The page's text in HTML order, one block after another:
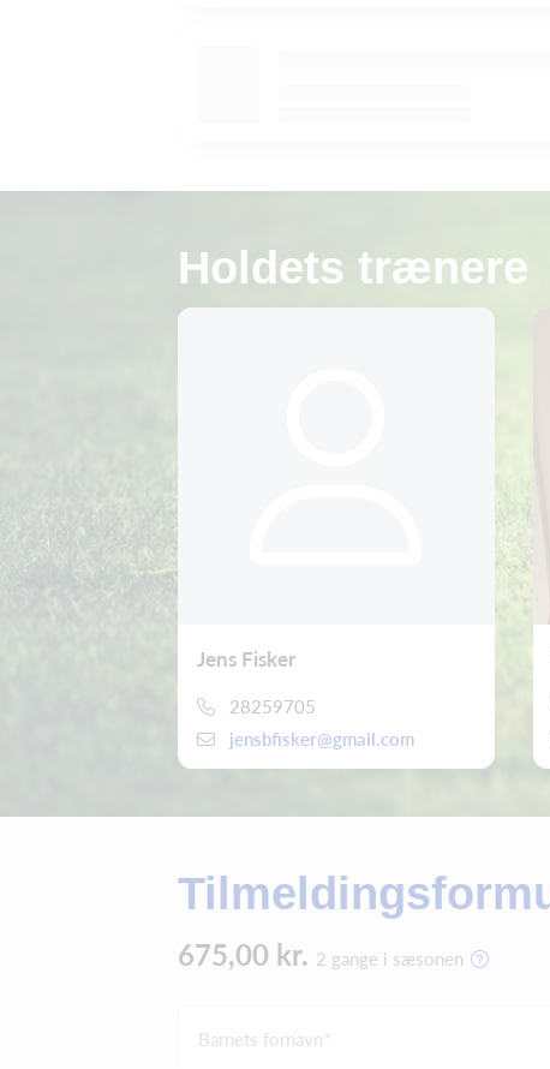
Holdets trænere
Jens Fisker
28259705
jensbfisker@gmail.com
675,00 kr. 2 gange i sæsonen
Barnets fornavn